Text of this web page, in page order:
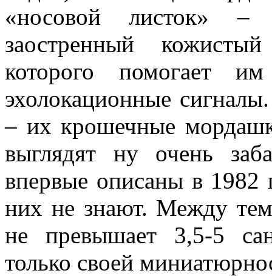
«носовой листок» –
заостренный
которого помогает
эхолокационные
– их крошечные
выглядят ну очень
впервые описаны в 1982
них не знают. Между
не превышает 3,5-5
только своей